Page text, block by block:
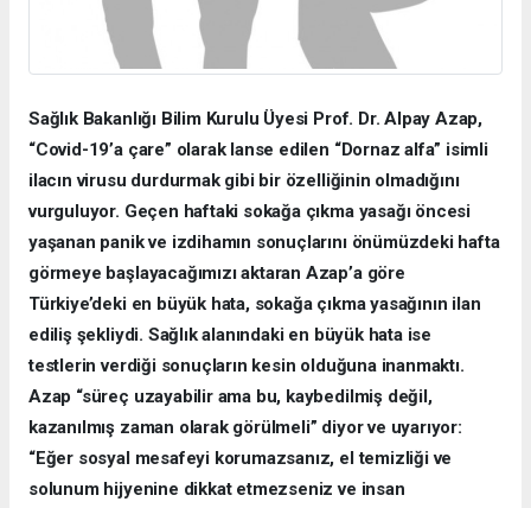
Sağlık Bakanlığı Bilim Kurulu Üyesi Prof. Dr. Alpay Azap,
“Covid-19’a çare” olarak lanse edilen “Dornaz alfa” isimli
ilacın virusu durdurmak gibi bir özelliğinin olmadığını
vurguluyor. Geçen haftaki sokağa çıkma yasağı öncesi
yaşanan panik ve izdihamın sonuçlarını önümüzdeki hafta
görmeye başlayacağımızı aktaran Azap’a göre
Türkiye’deki en büyük hata, sokağa çıkma yasağının ilan
ediliş şekliydi. Sağlık alanındaki en büyük hata ise
testlerin verdiği sonuçların kesin olduğuna inanmaktı.
Azap “süreç uzayabilir ama bu, kaybedilmiş değil,
kazanılmış zaman olarak görülmeli” diyor ve uyarıyor:
“Eğer sosyal mesafeyi korumazsanız, el temizliği ve
solunum hijyenine dikkat etmezseniz ve insan